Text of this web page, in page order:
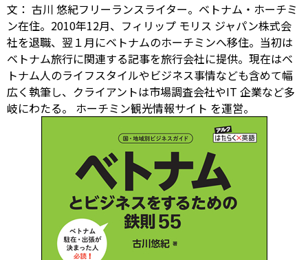
文： 古川 悠紀フリーランスライター。ベトナム・ホーチミ
ン在住。2010年12月、フィリップ モリス ジャパン株式会
社を退職、翌１月にベトナムのホーチミンへ移住。当初は
ベトナム旅行に関連する記事を旅行会社に提供。現在はベ
トナム人のライフスタイルやビジネス事情なども含めて幅
広く執筆し、クライアントは市場調査会社やIT 企業など多
岐にわたる。 ホーチミン観光情報サイト を運営。